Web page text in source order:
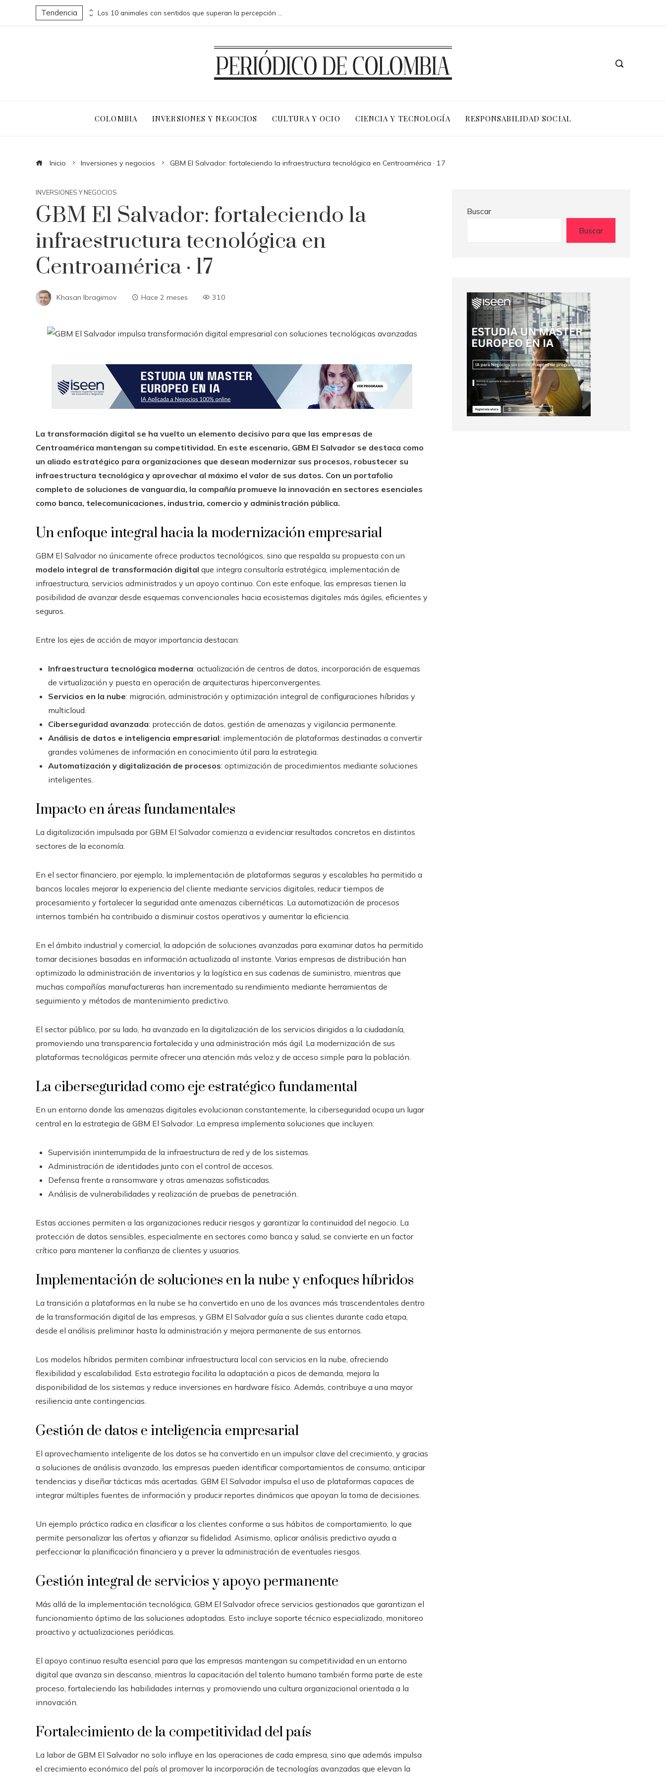
Tendencia Indicadores clave y buenas prácticas en RSE para fomentar diversidad y compras responsables en Estados Unidos
COLOMBIA INVERSIONES Y NEGOCIOS CULTURA Y OCIO CIENCIA Y TECNOLOGÍA RESPONSABILIDAD SOCIAL
Inicio Inversiones y negocios GBM El Salvador: fortaleciendo la infraestructura tecnológica en Centroamérica · 17
INVERSIONES Y NEGOCIOS
GBM El Salvador: fortaleciendo la
infraestructura tecnológica en
Centroamérica · 17
Khasan Ibragimov Hace 2 meses 310
La transformación digital se ha vuelto un elemento decisivo para que las empresas de
Centroamérica mantengan su competitividad. En este escenario, GBM El Salvador se destaca como
un aliado estratégico para organizaciones que desean modernizar sus procesos, robustecer su
infraestructura tecnológica y aprovechar al máximo el valor de sus datos. Con un portafolio
completo de soluciones de vanguardia, la compañía promueve la innovación en sectores esenciales
como banca, telecomunicaciones, industria, comercio y administración pública.
Un enfoque integral hacia la modernización empresarial
GBM El Salvador no únicamente ofrece productos tecnológicos, sino que respalda su propuesta con un
modelo integral de transformación digital que integra consultoría estratégica, implementación de
infraestructura, servicios administrados y un apoyo continuo. Con este enfoque, las empresas tienen la
posibilidad de avanzar desde esquemas convencionales hacia ecosistemas digitales más ágiles, eficientes y
seguros.
Entre los ejes de acción de mayor importancia destacan:
Infraestructura tecnológica moderna: actualización de centros de datos, incorporación de esquemas
de virtualización y puesta en operación de arquitecturas hiperconvergentes.
Servicios en la nube: migración, administración y optimización integral de configuraciones híbridas y
multicloud.
Ciberseguridad avanzada: protección de datos, gestión de amenazas y vigilancia permanente.
Análisis de datos e inteligencia empresarial: implementación de plataformas destinadas a convertir
grandes volúmenes de información en conocimiento útil para la estrategia.
Automatización y digitalización de procesos: optimización de procedimientos mediante soluciones
inteligentes.
Impacto en áreas fundamentales
La digitalización impulsada por GBM El Salvador comienza a evidenciar resultados concretos en distintos
sectores de la economía.
En el sector financiero, por ejemplo, la implementación de plataformas seguras y escalables ha permitido a
bancos locales mejorar la experiencia del cliente mediante servicios digitales, reducir tiempos de
procesamiento y fortalecer la seguridad ante amenazas cibernéticas. La automatización de procesos
internos también ha contribuido a disminuir costos operativos y aumentar la eficiencia.
En el ámbito industrial y comercial, la adopción de soluciones avanzadas para examinar datos ha permitido
tomar decisiones basadas en información actualizada al instante. Varias empresas de distribución han
optimizado la administración de inventarios y la logística en sus cadenas de suministro, mientras que
muchas compañías manufactureras han incrementado su rendimiento mediante herramientas de
seguimiento y métodos de mantenimiento predictivo.
El sector público, por su lado, ha avanzado en la digitalización de los servicios dirigidos a la ciudadanía,
promoviendo una transparencia fortalecida y una administración más ágil. La modernización de sus
plataformas tecnológicas permite ofrecer una atención más veloz y de acceso simple para la población.
La ciberseguridad como eje estratégico fundamental
En un entorno donde las amenazas digitales evolucionan constantemente, la ciberseguridad ocupa un lugar
central en la estrategia de GBM El Salvador. La empresa implementa soluciones que incluyen:
Supervisión ininterrumpida de la infraestructura de red y de los sistemas.
Administración de identidades junto con el control de accesos.
Defensa frente a ransomware y otras amenazas sofisticadas.
Análisis de vulnerabilidades y realización de pruebas de penetración.
Estas acciones permiten a las organizaciones reducir riesgos y garantizar la continuidad del negocio. La
protección de datos sensibles, especialmente en sectores como banca y salud, se convierte en un factor
crítico para mantener la confianza de clientes y usuarios.
Implementación de soluciones en la nube y enfoques híbridos
La transición a plataformas en la nube se ha convertido en uno de los avances más trascendentales dentro
de la transformación digital de las empresas, y GBM El Salvador guía a sus clientes durante cada etapa,
desde el análisis preliminar hasta la administración y mejora permanente de sus entornos.
Los modelos híbridos permiten combinar infraestructura local con servicios en la nube, ofreciendo
flexibilidad y escalabilidad. Esta estrategia facilita la adaptación a picos de demanda, mejora la
disponibilidad de los sistemas y reduce inversiones en hardware físico. Además, contribuye a una mayor
resiliencia ante contingencias.
Gestión de datos e inteligencia empresarial
El aprovechamiento inteligente de los datos se ha convertido en un impulsor clave del crecimiento, y gracias
a soluciones de análisis avanzado, las empresas pueden identificar comportamientos de consumo, anticipar
tendencias y diseñar tácticas más acertadas. GBM El Salvador impulsa el uso de plataformas capaces de
integrar múltiples fuentes de información y producir reportes dinámicos que apoyan la toma de decisiones.
Un ejemplo práctico radica en clasificar a los clientes conforme a sus hábitos de comportamiento, lo que
permite personalizar las ofertas y afianzar su fidelidad. Asimismo, aplicar análisis predictivo ayuda a
perfeccionar la planificación financiera y a prever la administración de eventuales riesgos.
Gestión integral de servicios y apoyo permanente
Más allá de la implementación tecnológica, GBM El Salvador ofrece servicios gestionados que garantizan el
funcionamiento óptimo de las soluciones adoptadas. Esto incluye soporte técnico especializado, monitoreo
proactivo y actualizaciones periódicas.
El apoyo continuo resulta esencial para que las empresas mantengan su competitividad en un entorno
digital que avanza sin descanso, mientras la capacitación del talento humano también forma parte de este
proceso, fortaleciendo las habilidades internas y promoviendo una cultura organizacional orientada a la
innovación.
Fortalecimiento de la competitividad del país
La labor de GBM El Salvador no solo influye en las operaciones de cada empresa, sino que además impulsa
el crecimiento económico del país al promover la incorporación de tecnologías avanzadas que elevan la
Buscar
Buscar